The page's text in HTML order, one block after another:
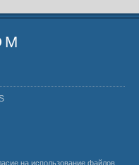
на использование файлов